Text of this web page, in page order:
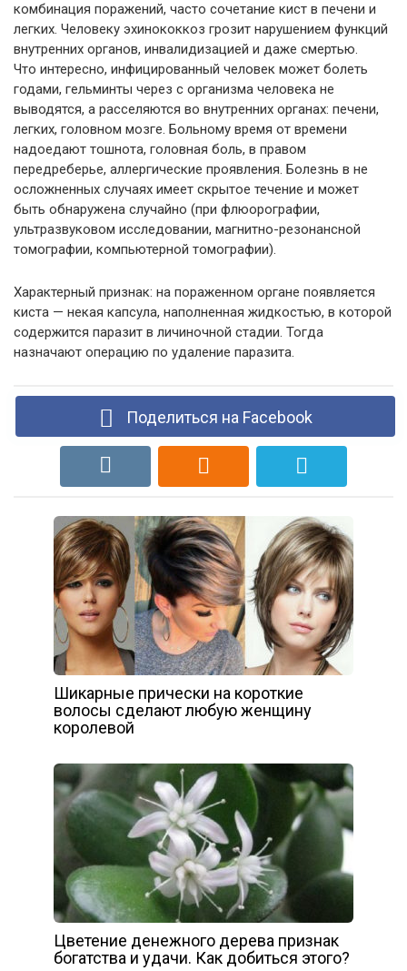
комбинация поражений, часто сочетание кист в печени и
легких. Человеку эхинококкоз грозит нарушением функций
внутренних органов, инвалидизацией и даже смертью.
Что интересно, инфицированный человек может болеть
годами, гельминты через с организма человека не
выводятся, а расселяются во внутренних органах: печени,
легких, головном мозге. Больному время от времени
надоедают тошнота, головная боль, в правом
передреберье, аллергические проявления. Болезнь в не
осложненных случаях имеет скрытое течение и может
быть обнаружена случайно (при флюорографии,
ультразвуковом исследовании, магнитно-резонансной
томографии, компьютерной томографии).
Характерный признак: на пораженном органе появляется
киста — некая капсула, наполненная жидкостью, в которой
содержится паразит в личиночной стадии. Тогда
назначают операцию по удаление паразита.
Поделиться на Facebook
Шикарные прически на короткие
волосы сделают любую женщину
королевой
Цветение денежного дерева признак
богатства и удачи. Как добиться этого?